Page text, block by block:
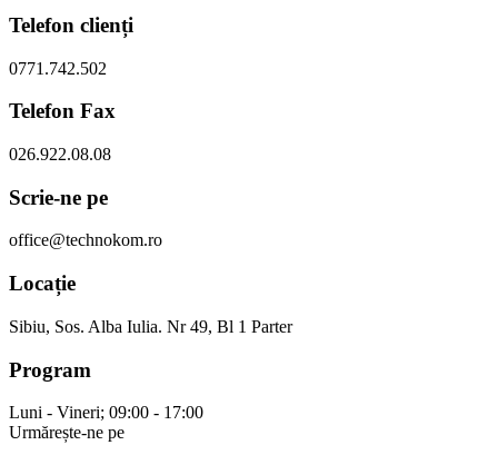
Telefon clienți
0771.742.502
Telefon Fax
026.922.08.08
Scrie-ne pe
office@technokom.ro
Locație
Sibiu, Sos. Alba Iulia. Nr 49, Bl 1 Parter
Program
Luni - Vineri; 09:00 - 17:00
Urmărește-ne pe